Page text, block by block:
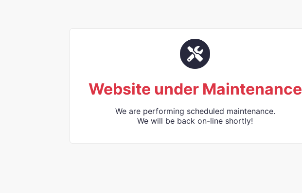
Website under Maintenance
We are performing scheduled maintenance.
We will be back on-line shortly!